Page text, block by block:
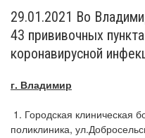
29.01.2021 Во
43 прививочных
коронавирусной
г. Владимир
1. Городская клиническая
поликлиника,